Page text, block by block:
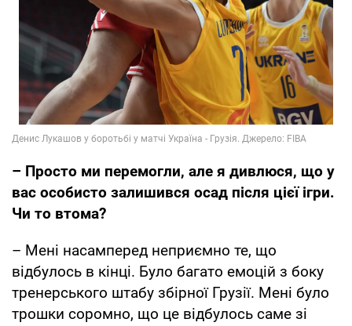
– Просто ми перемогли, але я дивлюся, що у
вас особисто залишився осад після цієї ігри.
Чи то втома?
– Мені насамперед неприємно те, що
відбулось в кінці. Було багато емоцій з боку
тренерського штабу збірної Грузії. Мені було
трошки соромно, що це відбулось саме зі